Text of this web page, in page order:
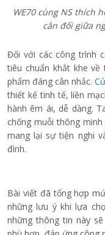
Với những gia đình áp
thủy nên được cân
đảm bảo cửa sử dụng
Lựa chọn
TOSTEM
nhôm
phí và chất lượng, dưới
WE70: Cửa nhôm